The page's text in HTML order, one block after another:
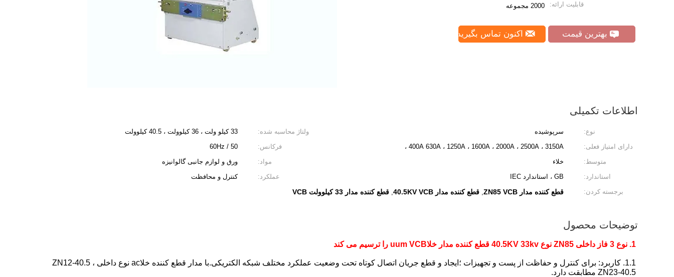
قابلیت ارائه: 2000 مجموعه
بهترین قیمت اکنون تماس بگیرید
اطلاعات تکمیلی
نوع: سرپوشیده ولتاژ محاسبه شده:
33 کیلو ولت ، 36 کیلوولت ، 40.5 کیلوولت
دارای امتیاز فعلی:
400A 630A ، 1250A ، 1600A ، 2000A ، 2500A ، 3150A ، فرکانس:
50 / 60Hz
متوسط:
خلاء مواد:
ورق و لوازم جانبی گالوانیزه
استاندارد:
GB ، استاندارد IEC عملکرد:
کنترل و محافظت
برجسته کردن:
قطع کننده مدار ZN85 VCB , قطع کننده مدار 40.5KV VCB , قطع کننده مدار 33 کیلوولت VCB
توضیحات محصول
1. نوع 3 فاز داخلی ZN85 نوع 40.5KV 33kv قطع کننده مدار خلاuum VCB را ترسیم می کند
1.1. کاربرد: برای کنترل و حفاظت از پست و تجهیزات ؛ایجاد و قطع جریان اتصال کوتاه تحت وضعیت عملکرد مختلف شبکه الکتریکی.با مدار قطع کننده خلاac نوع داخلی ZN12-40.5 ،
ZN23-40.5 مطابقت دارد.